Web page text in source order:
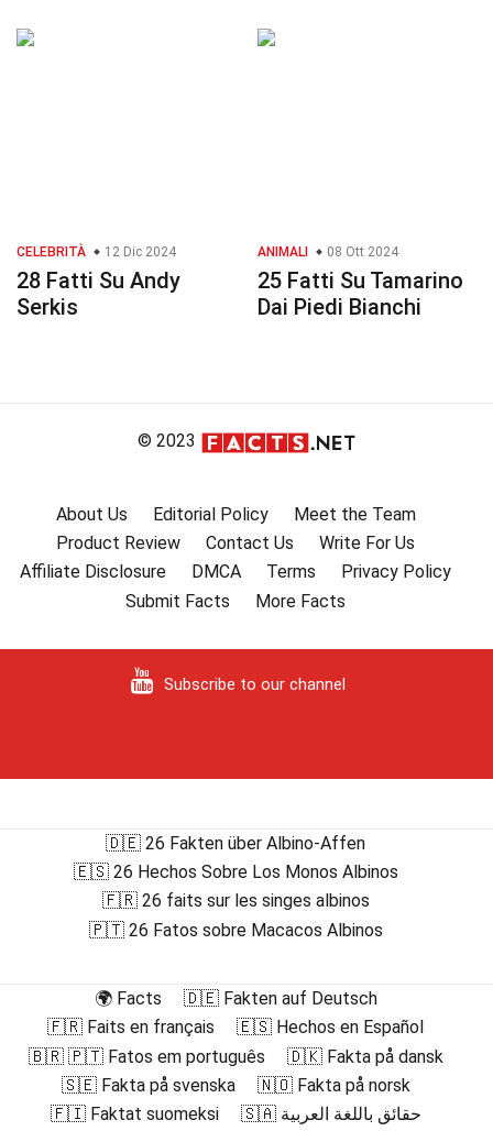
CELEBRITÀ 12 Dic 2024
28 Fatti Su Andy
Serkis
ANIMALI 08 Ott 2024
25 Fatti Su Tamarino
Dai Piedi Bianchi
© 2023
About Us Editorial Policy
Meet the Team
Product Review
Contact Us
Write For Us
Affiliate Disclosure
DMCA Terms
Privacy Policy
Submit Facts
More Facts
Subscribe to our channel
🇩🇪 26 Fakten über Albino-Affen
🇪🇸 26 Hechos Sobre Los Monos Albinos
🇫🇷 26 faits sur les singes albinos
🇵🇹 26 Fatos sobre Macacos Albinos
🌍 Facts
🇩🇪 Fakten auf Deutsch
🇫🇷 Faits en français
🇪🇸 Hechos en Español
🇧🇷 🇵🇹 Fatos em português
🇩🇰 Fakta på dansk
🇸🇪 Fakta på svenska
🇳🇴 Fakta på norsk
🇫🇮 Faktat suomeksi
🇸🇦 حقائق باللغة العربية